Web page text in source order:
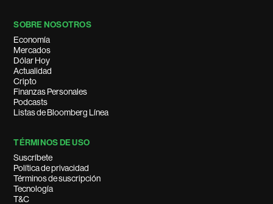
SOBRE NOSOTROS
Economía
Mercados
Dólar Hoy
Actualidad
Cripto
Finanzas Personales
Podcasts
Listas de Bloomberg Línea
TÉRMINOS DE USO
Suscríbete
Política de privacidad
Términos de suscripción
Tecnología
T&C